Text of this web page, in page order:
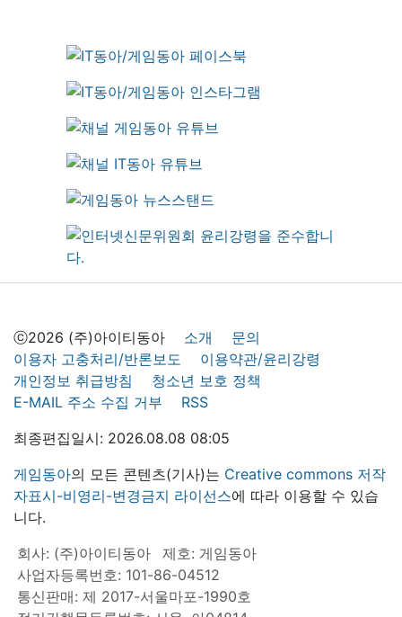
ⓒ2026 (주)아이티동아 소개
문의
이용자 고충처리/반론보도
이용약관/윤리강령
개인정보 취급방침
청소년 보호 정책
E-MAIL 주소 수집 거부
RSS
최종편집일시: 2026.08.08 08:05
게임동아의 모든 콘텐츠(기사)는 Creative commons 저작
자표시-비영리-변경금지 라이선스에 따라 이용할 수 있습
니다.
회사: (주)아이티동아
제호: 게임동아
사업자등록번호: 101-86-04512
통신판매: 제 2017-서울마포-1990호